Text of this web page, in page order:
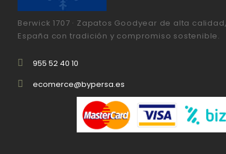
Berwick 1707 · Zapatos Goodyear de alta
España con tradición y compromiso sostenible.
955 52 40 10
ecomerce@bypersa.es